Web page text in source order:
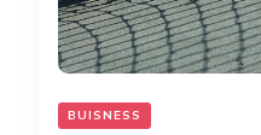
BUISNESS